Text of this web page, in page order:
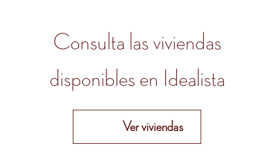
Consulta las viviendas
disponibles en Idealista
Ver viviendas